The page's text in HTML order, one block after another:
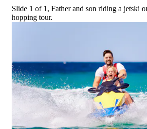
Slide 1 of 1, Father and son riding a jetski
hopping tour.